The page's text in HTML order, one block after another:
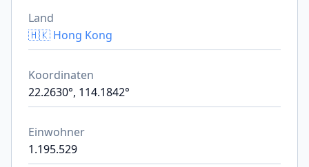
Land
🇭🇰 Hong Kong
Koordinaten
22.2630°, 114.1842°
Einwohner
1.195.529